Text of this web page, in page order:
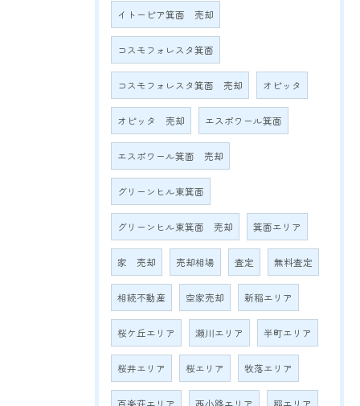
イトーピア箕面 売却
コスモフォレスタ箕面
コスモフォレスタ箕面 売却 オピッタ
オピッタ 売却 エスポワール箕面
エスポワール箕面 売却
グリーンヒル東箕面
グリーンヒル東箕面 売却 箕面エリア
家 売却 売却相場 査定 無料査定
相続不動産 空家売却 新稲エリア
桜ケ丘エリア 瀬川エリア 半町エリア
桜井エリア 桜エリア 牧落エリア